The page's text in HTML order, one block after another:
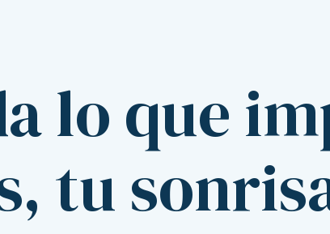
lo que
tu